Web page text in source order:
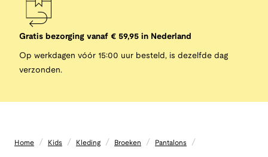
Gratis bezorging vanaf € 59,95 in Nederland
Op werkdagen vóór 15:00 uur besteld, is dezelfde dag
verzonden.
Home / Kids / Kleding / Broeken / Pantalons /